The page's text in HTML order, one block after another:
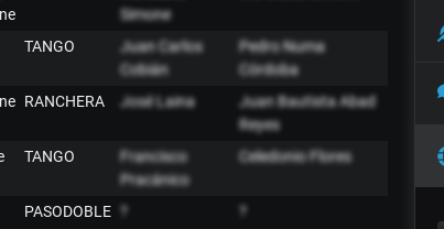
Simone
TANGO
Juan Carlos
Cobián
Pedro Numa
Córdoba
RANCHERA José Laina
Juan Bautista Abad
Reyes
TANGO
Francisco
Pracánico
Celedonio Flores
PASODOBLE ? ?